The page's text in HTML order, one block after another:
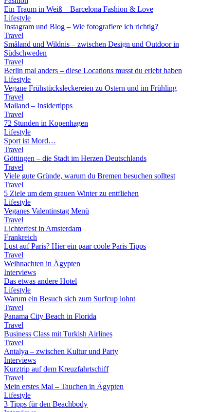
Ein Traum in Weiß – Barcelona Fashion & Love
Lifestyle
Instagram und Blog – Wie fotografiere ich richtig?
Travel
Småland und Wildnis – zwischen Design und Outdoor in
Südschweden
Travel
Berlin mal anders – diese Locations musst du erlebt haben
Lifestyle
Vegane Frühstücksleckereien zu Ostern und im Frühling
Travel
Mailand – Insidertipps
Travel
72 Stunden in Kopenhagen
Lifestyle
Sport ist Mord…
Travel
Göttingen – die Stadt im Herzen Deutschlands
Travel
Viele gute Gründe, warum du Bremen besuchen solltest
Travel
5 Ziele um dem grauen Winter zu entfliehen
Lifestyle
Veganes Valentinstag Menü
Travel
Lichterfest in Amsterdam
Frankreich
Lust auf Paris? Hier ein paar coole Paris Tipps
Travel
Weihnachten in Ägypten
Interviews
Das etwas andere Hotel
Lifestyle
Warum ein Besuch sich zum Surfcup lohnt
Travel
Panama City Beach in Florida
Travel
Business Class mit Turkish Airlines
Travel
Antalya – zwischen Kultur und Party
Interviews
Kurztrip auf dem Kreuzfahrtschiff
Travel
Mein erstes Mal – Tauchen in Ägypten
Lifestyle
3 Tipps für den Beachbody